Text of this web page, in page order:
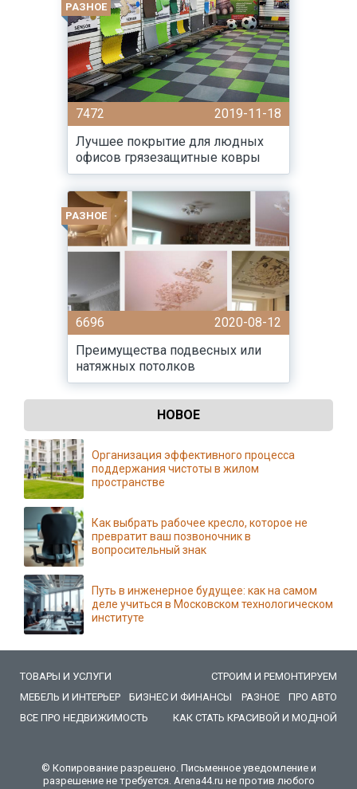
РАЗНОЕ
7472
2019-11-18
Лучшее покрытие для людных
офисов грязезащитные ковры
РАЗНОЕ
6696
2020-08-12
Преимущества подвесных или
натяжных потолков
НОВОЕ
Организация эффективного процесса
поддержания чистоты в жилом
пространстве
Как выбрать рабочее кресло, которое не
превратит ваш позвоночник в
вопросительный знак
Путь в инженерное будущее: как на самом
деле учиться в Московском технологическом
институте
ТОВАРЫ И УСЛУГИ
СТРОИМ И РЕМОНТИРУЕМ
МЕБЕЛЬ И ИНТЕРЬЕР
БИЗНЕС И ФИНАНСЫ РАЗНОЕ
ПРО АВТО
ВСЕ ПРО НЕДВИЖИМОСТЬ
КАК СТАТЬ КРАСИВОЙ И МОДНОЙ
© Копирование разрешено. Письменное уведомление и
разрешение не требуется. Arena44.ru не против любого